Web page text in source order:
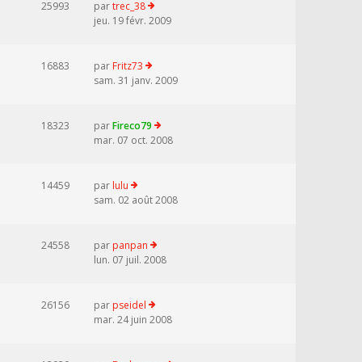
25993 partrec_38
jeu. 19 févr. 2009
16883 par Fritz73
sam. 31 janv. 2009
18323 parFireco79
mar. 07 oct. 2008
14459 par lulu
sam. 02 août 2008
24558 par panpan
lun. 07 juil. 2008
26156 par pseidel
mar. 24 juin 2008